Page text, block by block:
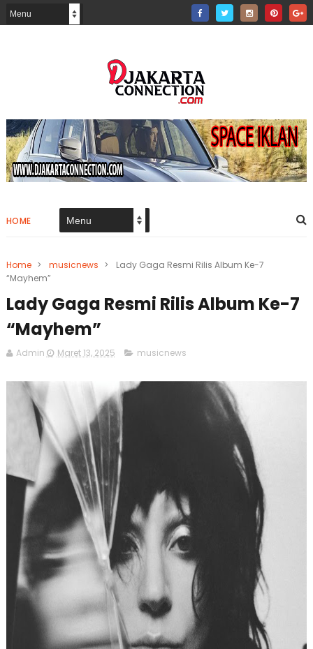
HOME
Home > musicnews >
Lady Gaga Resmi Rilis Album Ke-7
“Mayhem”
Lady Gaga Resmi Rilis Album Ke-7
“Mayhem”
Admin Maret 13, 2025 musicnews